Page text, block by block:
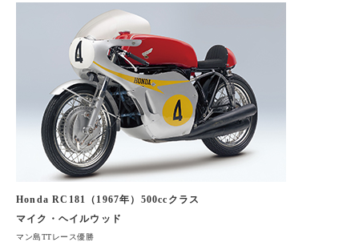
Honda RC181（1967年）500ccクラス
マイク・ヘイルウッド
マン島TTレース優勝